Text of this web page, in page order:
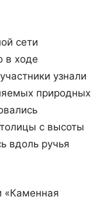
сети
в ходе
узнали
природных
с высоты
вдоль ручья
«Каменная